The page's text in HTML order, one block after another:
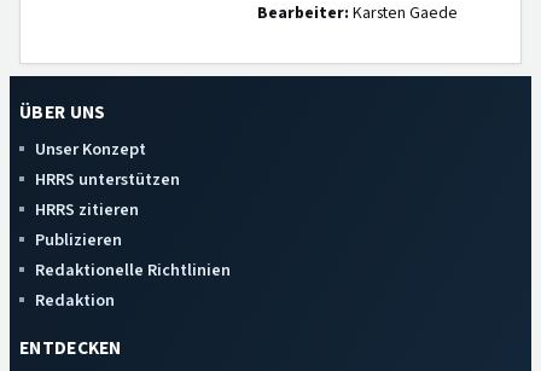
Bearbeiter: Karsten Gaede
ÜBER UNS
Unser Konzept
HRRS unterstützen
HRRS zitieren
Publizieren
Redaktionelle Richtlinien
Redaktion
ENTDECKEN